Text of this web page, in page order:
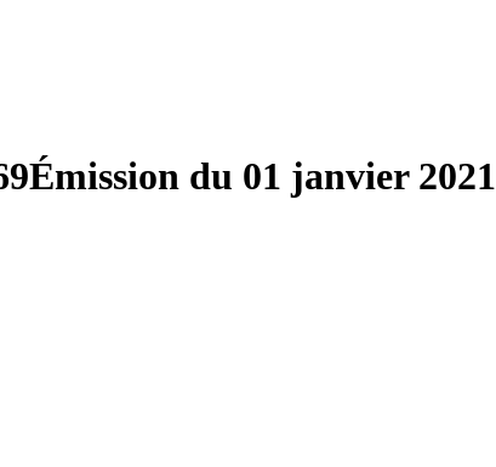
Émission du 01 janvier 2021